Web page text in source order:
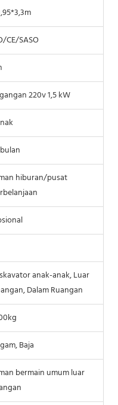
CE/SASO
220v 1,5 kW
hiburan/pusat
anak-anak, Luar
Dalam Ruangan
Baja
bermain umum luar